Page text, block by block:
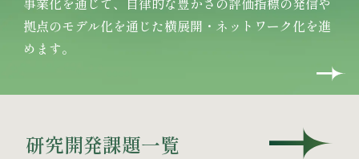
拠点のモデル化を通じた横展開・ネットワーク化を進
めます。
研究開発課題一覧